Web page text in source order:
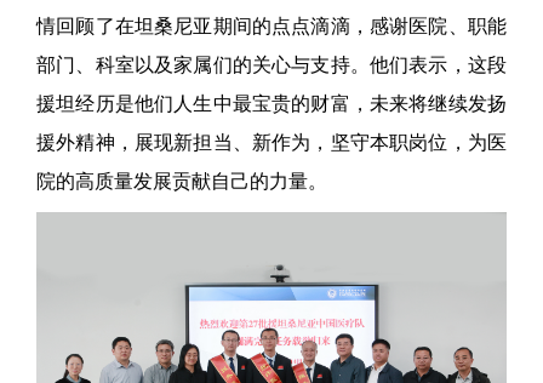
情回顾了在坦桑尼亚期间的点点滴滴，感谢医院、职能
部门、科室以及家属们的关心与支持。他们表示，这段
援坦经历是他们人生中最宝贵的财富，未来将继续发扬
援外精神，展现新担当、新作为，坚守本职岗位，为医
院的高质量发展贡献自己的力量。